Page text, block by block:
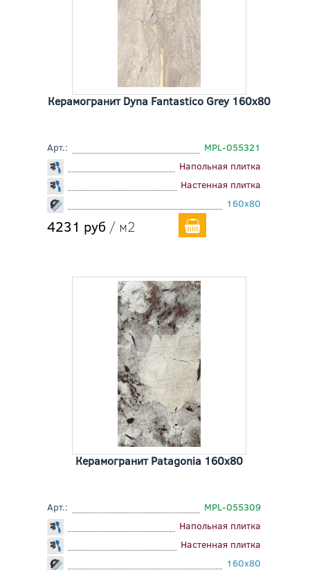
Керамогранит Dyna Fantastico Grey 160x80
Арт.:
MPL-055321
Напольная плитка
Настенная плитка
160x80
4231 руб / м2
Керамогранит Patagonia 160x80
Арт.:
MPL-055309
Напольная плитка
Настенная плитка
160x80